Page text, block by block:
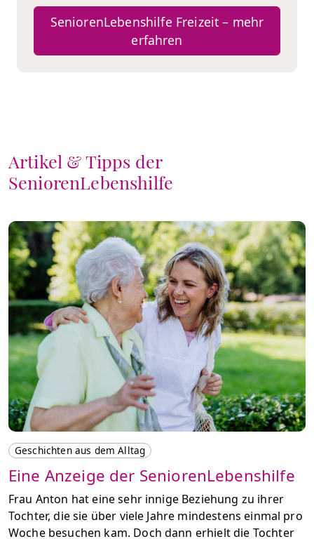
SeniorenLebenshilfe Freizeit – mehr
erfahren
Artikel & Tipps der
SeniorenLebenshilfe
Geschichten aus dem Alltag
Eine Anzeige der SeniorenLebenshilfe
Frau Anton hat eine sehr innige Beziehung zu ihrer
Tochter, die sie über viele Jahre mindestens einmal pro
Woche besuchen kam. Doch dann erhielt die Tochter